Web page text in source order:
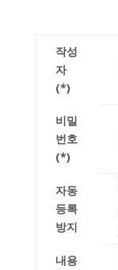
작성
자
(*)
비밀
번호
(*)
자동
등록
방지
내용